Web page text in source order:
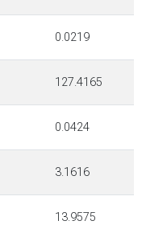
0.0219
127.4165
0.0424
3.1616
13.9575